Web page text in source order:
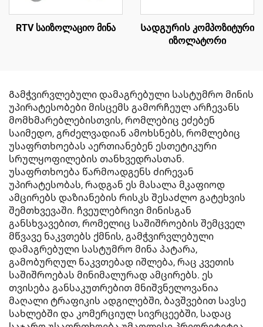
RTV საიზოლაციო მინა
Სადგურის კომპოზიტური
იზოლატორი
Გამჭვირვლებული დამაგრებული სასტუმრო მინის
უპირატესობები მისცემს გამორჩეულ არჩევანს
მომხმარებლებისთვის, რომლებიც ეძებენ
საიმედო, გრძელვადიან ამოხსნებს, რომლებიც
უსაფრთხოებას აერთიანებენ ესთეტიკური
სრულყოფილების თანხვედრასთან.
უსაფრთხოება წარმოადგენს ძირევან
უპირატესობას, რადგან ეს მასალა მკაფიოდ
ამცირებს დაზიანების რისკს შესაძლო გატეხვის
შემთხვევაში. ჩვეულებრივი მინისგან
განსხვავებით, რომელიც საშიშროების შემცველ
მწვავე ნაკვთებს ქმნის, გამჭვირვლებული
დამაგრებული სასტუმრო მინა პატარა,
გამობურღულ ნაკვთებად იშლება, რაც კვეთის
საშიშროებას მინიმალურად ამცირებს. ეს
თვისება განსაკუთრებით მნიშვნელოვანია
მაღალი ტრაფიკის ადგილებში, ბავშვებით სავსე
სახლებში და კომერციულ სივრცეებში, სადაც